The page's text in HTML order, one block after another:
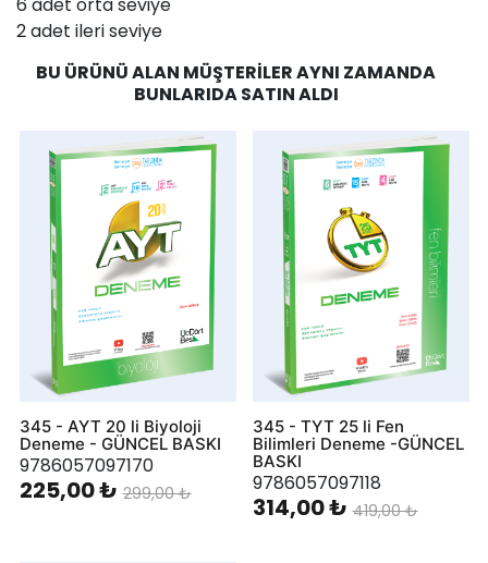
2 adet ileri seviye
BU ÜRÜNÜ ALAN MÜŞTERILER AYNI ZAMANDA
BUNLARIDA SATIN ALDI
345 - AYT 20 li Biyoloji
Deneme - GÜNCEL BASKI
9786057097170
225,00 ₺ 299,00 ₺
345 - TYT 25 li Fen
Bilimleri Deneme -GÜNCEL
BASKI
9786057097118
314,00 ₺ 419,00 ₺